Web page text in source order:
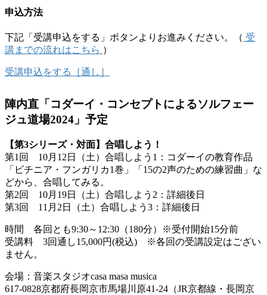
申込方法
下記「受講申込をする」ボタンよりお進みください。（ 受
講までの流れはこちら ）
受講申込をする［通し］
陣内直「コダーイ・コンセプトによるソルフェー
ジュ道場2024」予定
【第3シリーズ・対面】合唱しよう！
第1回 10月12日（土）合唱しよう1：コダーイの教育作品
「ビチニア・フンガリカ1巻」「15の2声のための練習曲」な
どから、合唱してみる。
第2回 10月19日（土）合唱しよう2：詳細後日
第3回 11月2日（土）合唱しよう3：詳細後日
時間 各回とも9:30～12:30（180分）※受付開始15分前
受講料 3回通し15,000円(税込) ※各回の受講設定はござい
ません。
会場：音楽スタジオcasa masa musica
617-0828京都府長岡京市馬場川原41-24（JR京都線・長岡京